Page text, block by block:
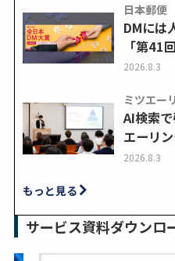
日本郵便
DMには
「第41
2026.8.3
ミツエー
AI検索
エーリ
2026.8.3
もっと見る
サービス資料ダウンロ